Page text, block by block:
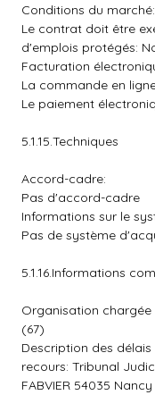
Conditions du marché:
Le contrat doit être
d'emplois protégés:
Facturation
La commande en
Le paiement
5.1.15.Techniques
Accord-cadre:
Pas d'accord-cadre
Informations sur le
Pas de système
5.1.16.Informations
Organisation chargée
(67)
Description des
recours: Tribunal
FABVIER 54035